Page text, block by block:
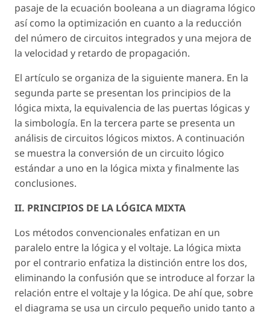
pasaje de la ecuación booleana a un diagrama lógico
así como la optimización en cuanto a la reducción
del número de circuitos integrados y una mejora de
la velocidad y retardo de propagación.
El artículo se organiza de la siguiente manera. En la
segunda parte se presentan los principios de la
lógica mixta, la equivalencia de las puertas lógicas y
la simbología. En la tercera parte se presenta un
análisis de circuitos lógicos mixtos. A continuación
se muestra la conversión de un circuito lógico
estándar a uno en la lógica mixta y finalmente las
conclusiones.
II. PRINCIPIOS DE LA LÓGICA MIXTA
Los métodos convencionales enfatizan en un
paralelo entre la lógica y el voltaje. La lógica mixta
por el contrario enfatiza la distinción entre los dos,
eliminando la confusión que se introduce al forzar la
relación entre el voltaje y la lógica. De ahí que, sobre
el diagrama se usa un circulo pequeño unido tanto a